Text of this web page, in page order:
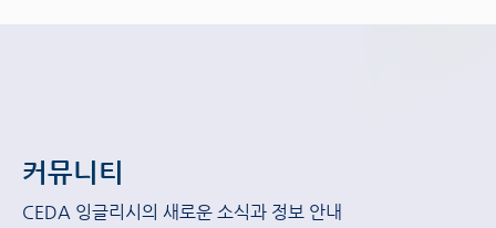
커뮤니티
CEDA 잉글리시의 새로운 소식과 정보 안내